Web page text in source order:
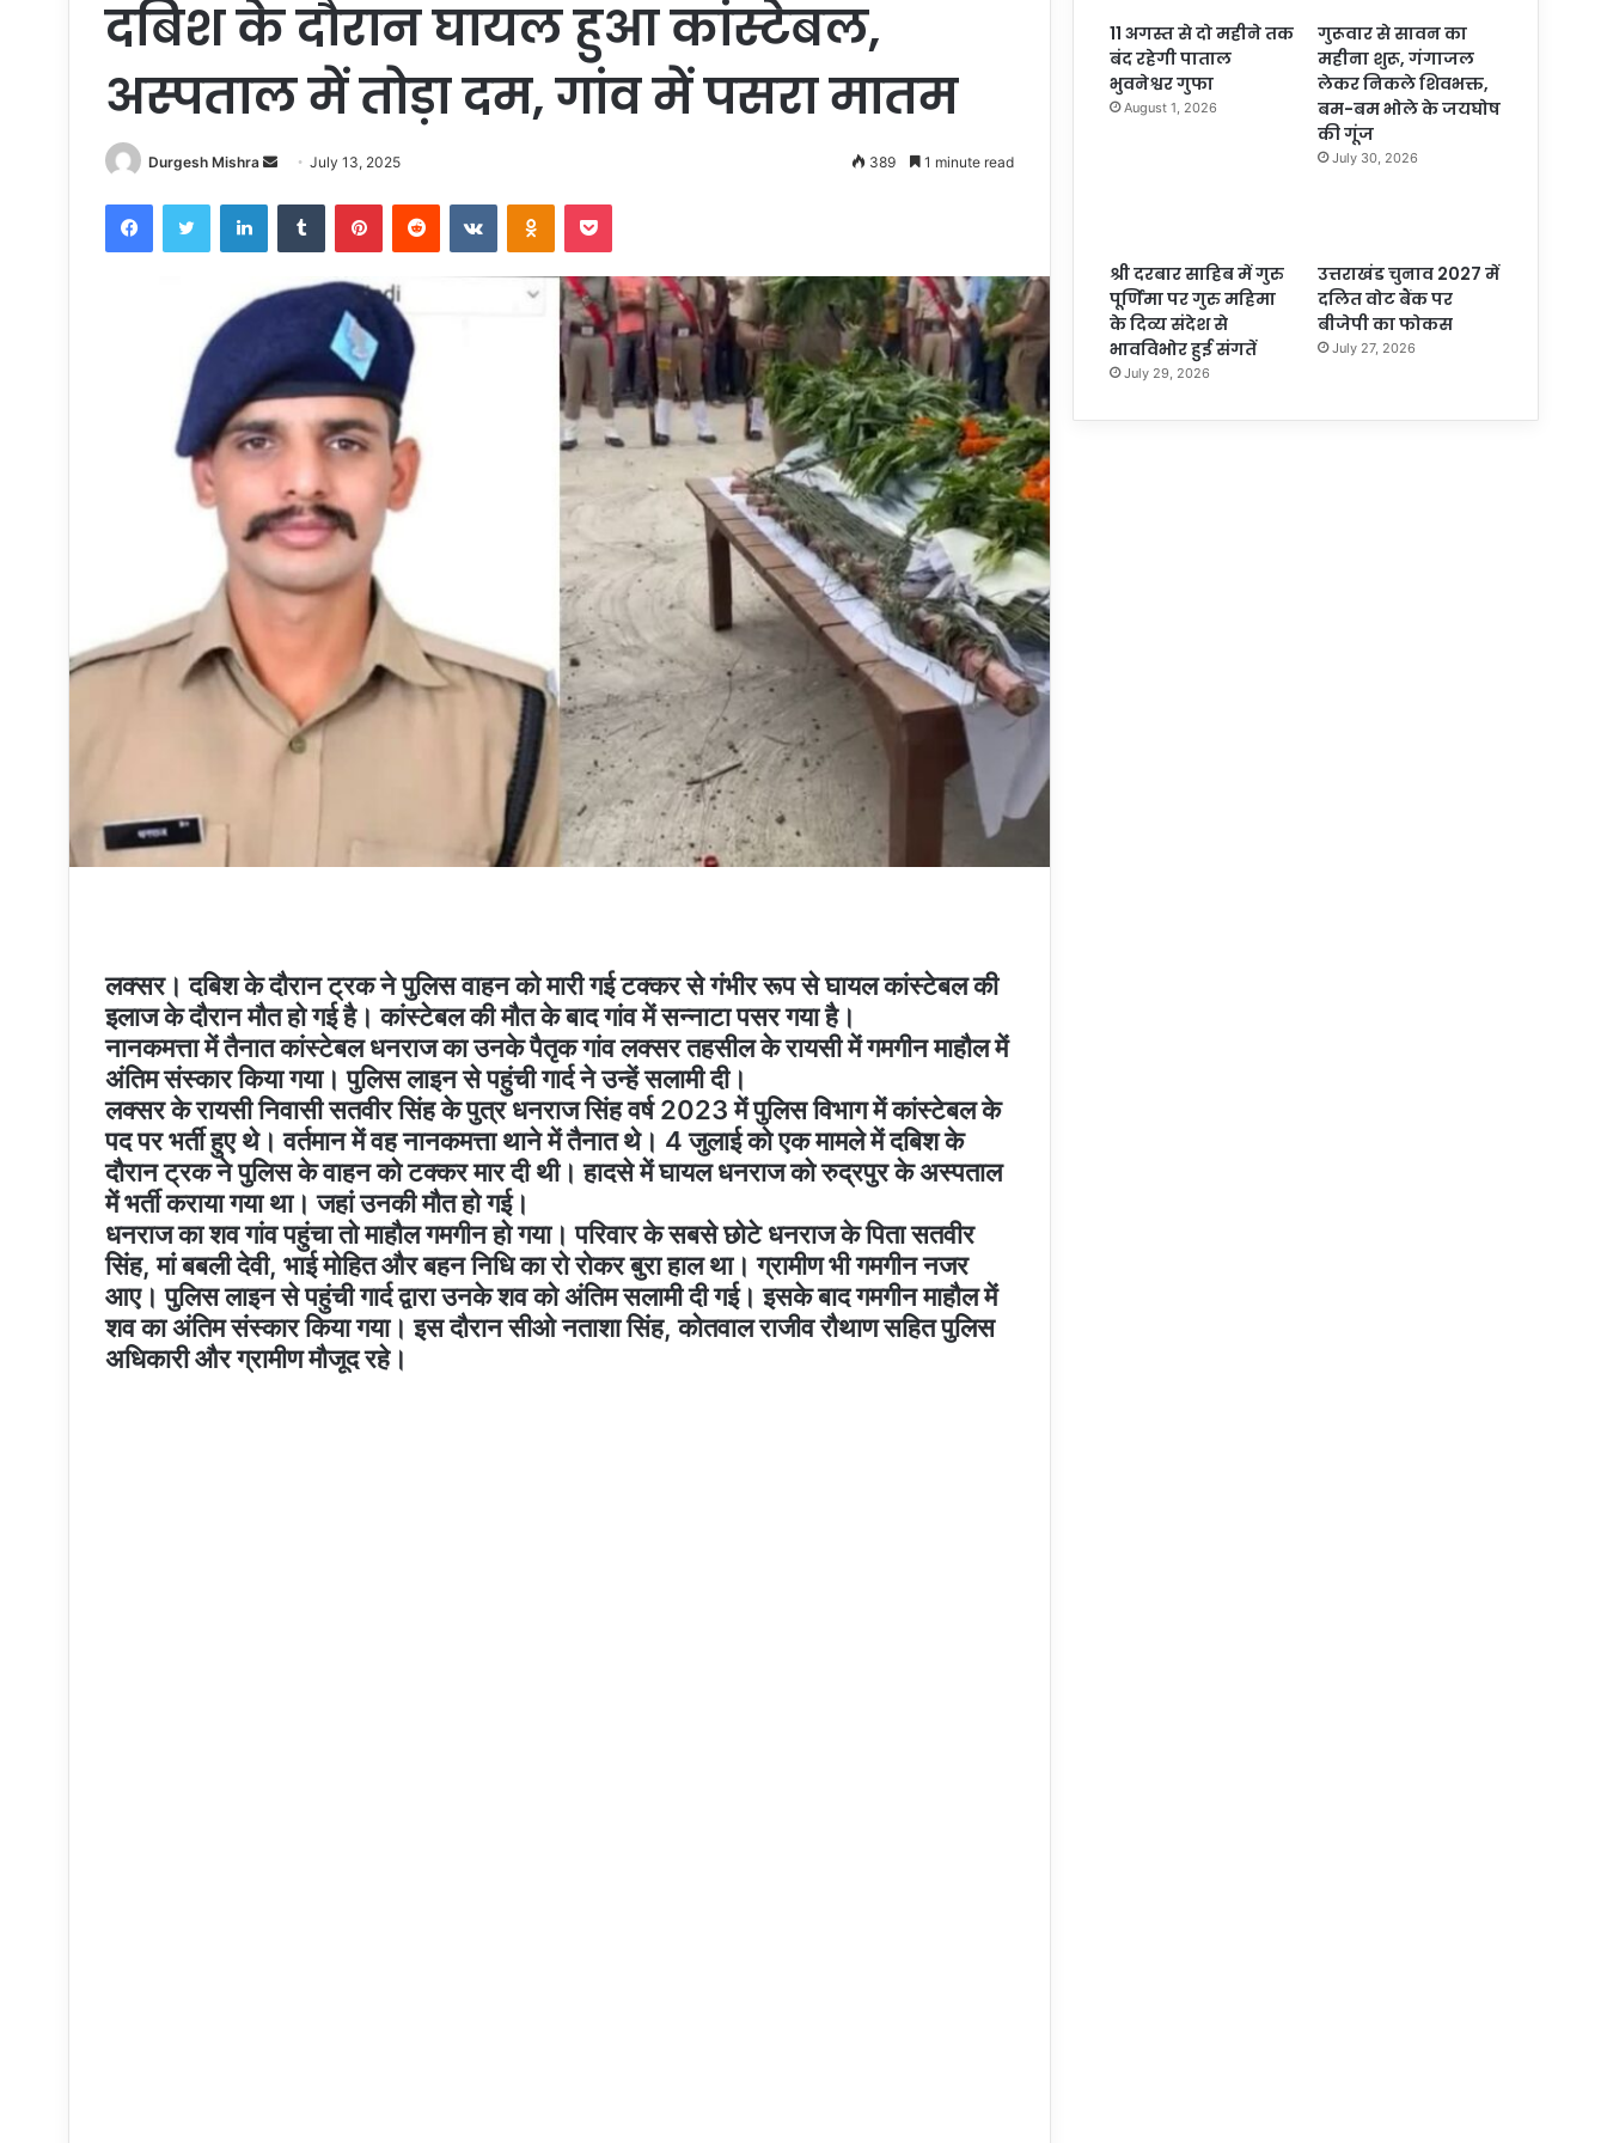
दबिश के दौरान घायल हुआ कांस्टेबल,
अस्पताल में तोड़ा दम, गांव में पसरा मातम
Durgesh Mishra
Send
email
July 13, 2025 389 1 minute read
FacebookTwitterLinkedInTumblrPinterestRedditVKontakteOdnoklassniki
Pocket
लक्सर। दबिश के दौरान ट्रक ने पुलिस वाहन को मारी गई टक्कर से गंभीर रूप से घायल कांस्टेबल की
इलाज के दौरान मौत हो गई है। कांस्टेबल की मौत के बाद गांव में सन्नाटा पसर गया है।
नानकमत्ता में तैनात कांस्टेबल धनराज का उनके पैतृक गांव लक्सर तहसील के रायसी में गमगीन माहौल में
अंतिम संस्कार किया गया। पुलिस लाइन से पहुंची गार्द ने उन्हें सलामी दी।
लक्सर के रायसी निवासी सतवीर सिंह के पुत्र धनराज सिंह वर्ष 2023 में पुलिस विभाग में कांस्टेबल के
पद पर भर्ती हुए थे। वर्तमान में वह नानकमत्ता थाने में तैनात थे। 4 जुलाई को एक मामले में दबिश के
दौरान ट्रक ने पुलिस के वाहन को टक्कर मार दी थी। हादसे में घायल धनराज को रुद्रपुर के अस्पताल
में भर्ती कराया गया था। जहां उनकी मौत हो गई।
धनराज का शव गांव पहुंचा तो माहौल गमगीन हो गया। परिवार के सबसे छोटे धनराज के पिता सतवीर
सिंह, मां बबली देवी, भाई मोहित और बहन निधि का रो रोकर बुरा हाल था। ग्रामीण भी गमगीन नजर
आए। पुलिस लाइन से पहुंची गार्द द्वारा उनके शव को अंतिम सलामी दी गई। इसके बाद गमगीन माहौल में
शव का अंतिम संस्कार किया गया। इस दौरान सीओ नताशा सिंह, कोतवाल राजीव रौथाण सहित पुलिस
अधिकारी और ग्रामीण मौजूद रहे।
11 अगस्त से दो महीने तक
बंद रहेगी पाताल
भुवनेश्वर गुफा
August 1, 2026
गुरूवार से सावन का
महीना शुरू, गंगाजल
लेकर निकले शिवभक्त,
बम-बम भोले के जयघोष
की गूंज
July 30, 2026
श्री दरबार साहिब में गुरु
पूर्णिमा पर गुरु महिमा
के दिव्य संदेश से
भावविभोर हुई संगतें
July 29, 2026
उत्तराखंड चुनाव 2027 में
दलित वोट बैंक पर
बीजेपी का फोकस
July 27, 2026